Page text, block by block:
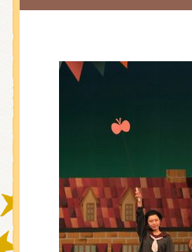
グッズイン
ミュージカル